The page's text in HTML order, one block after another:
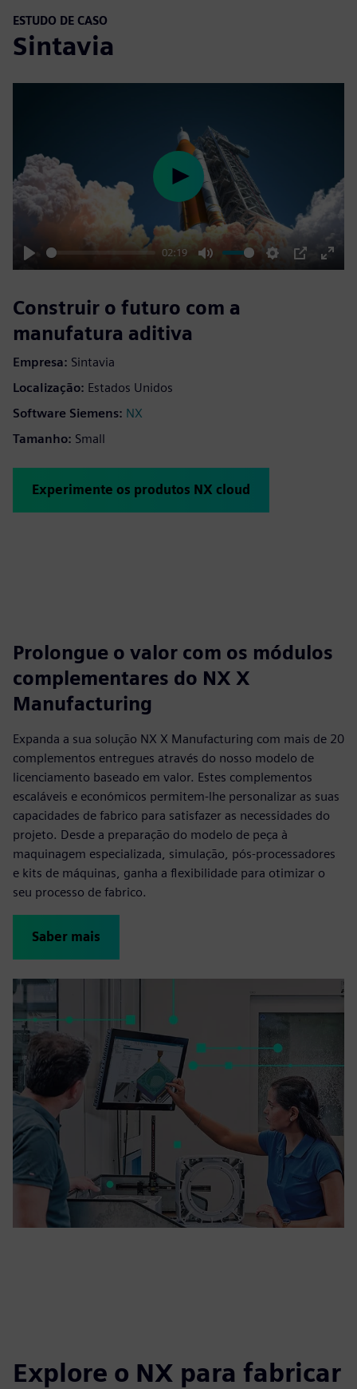
ESTUDO DE CASO
Sintavia
Play
02:19
Mute Settings
PIP
Enter
Play
Construir o futuro com a
manufatura aditiva
Empresa: Sintavia
Localização: Estados Unidos
Software Siemens: NX
Tamanho: Small
Experimente os produtos NX cloud
Prolongue o valor com os módulos
complementares do NX X
Manufacturing
Expanda a sua solução NX X Manufacturing com mais de 20
complementos entregues através do nosso modelo de
licenciamento baseado em valor. Estes complementos
escaláveis e económicos permitem-lhe personalizar as suas
capacidades de fabrico para satisfazer as necessidades do
projeto. Desde a preparação do modelo de peça à
maquinagem especializada, simulação, pós-processadores
e kits de máquinas, ganha a flexibilidade para otimizar o
seu processo de fabrico.
Saber mais
Explore o NX para fabricar